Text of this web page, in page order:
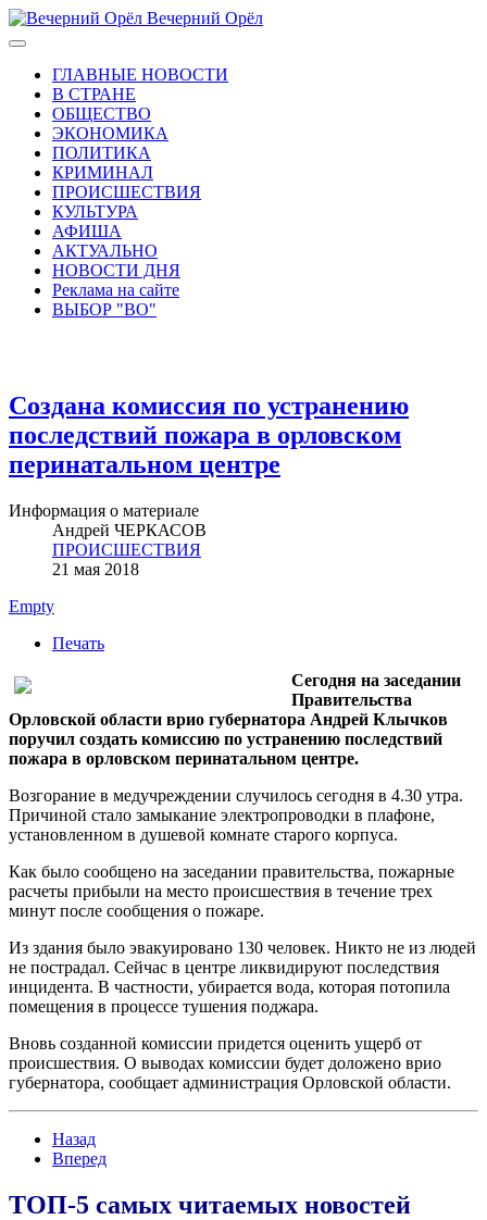
Вечерний Орёл
ГЛАВНЫЕ НОВОСТИ
В СТРАНЕ
ОБЩЕСТВО
ЭКОНОМИКА
ПОЛИТИКА
КРИМИНАЛ
ПРОИСШЕСТВИЯ
КУЛЬТУРА
АФИША
АКТУАЛЬНО
НОВОСТИ ДНЯ
Реклама на сайте
ВЫБОР "ВО"
Создана комиссия по устранению
последствий пожара в орловском
перинатальном центре
Информация о материале
Андрей ЧЕРКАСОВ
ПРОИСШЕСТВИЯ
21 мая 2018
Empty
Печать
Сегодня на заседании
Правительства
Орловской области врио губернатора Андрей Клычков
поручил создать комиссию по устранению последствий
пожара в орловском перинатальном центре.
Возгорание в медучреждении случилось сегодня в 4.30 утра.
Причиной стало замыкание электропроводки в плафоне,
установленном в душевой комнате старого корпуса.
Как было сообщено на заседании правительства, пожарные
расчеты прибыли на место происшествия в течение трех
минут после сообщения о пожаре.
Из здания было эвакуировано 130 человек. Никто не из людей
не пострадал. Сейчас в центре ликвидируют последствия
инцидента. В частности, убирается вода, которая потопила
помещения в процессе тушения поджара.
Вновь созданной комиссии придется оценить ущерб от
происшествия. О выводах комиссии будет доложено врио
губернатора, сообщает администрация Орловской области.
Назад
Вперед
ТОП-5 самых читаемых новостей